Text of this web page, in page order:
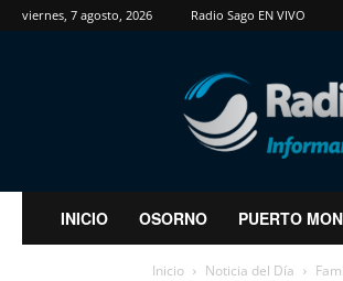
viernes, 7 agosto, 2026 Radio Sago EN VIVO
RadioSago
INICIO OSORNO PUERTO
Inicio Noticia del Día